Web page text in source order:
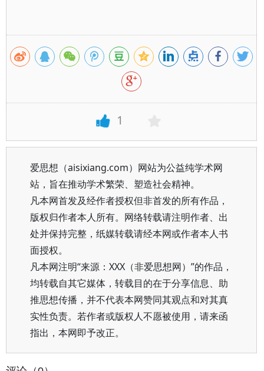
1
爱思想（aisixiang.com）网站为公益纯学术网
站，旨在推动学术繁荣、塑造社会精神。
凡本网首发及经作者授权但非首发的所有作品，
版权归作者本人所有。网络转载请注明作者、出
处并保持完整，纸媒转载请经本网或作者本人书
面授权。
凡本网注明“来源：XXX（非爱思想网）”的作品，
均转载自其它媒体，转载目的在于分享信息、助
推思想传播，并不代表本网赞同其观点和对其真
实性负责。若作者或版权人不愿被使用，请来函
指出，本网即予改正。